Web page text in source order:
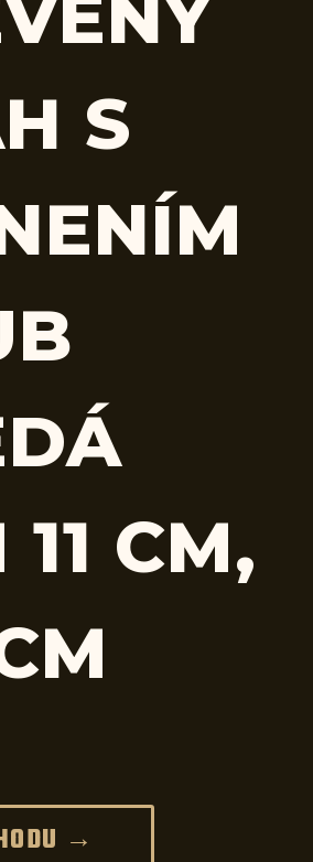
S
11 CM,
→